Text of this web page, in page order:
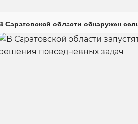
Саратовской области обнаружен